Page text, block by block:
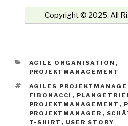
Copyright © 2025. All
KATEGORIEN
AGILE ORGANISATION ,
PROJEKTMANAGEMENT
SCHLAGWÖRTER
AGILES
FIBONACCI ,
PROJEKTMANAGEMENT ,
PROJEKTMANAGER ,
T-SHIRT , USER STORY